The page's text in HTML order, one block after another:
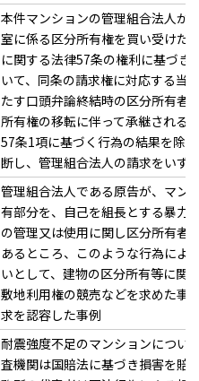
本件マンションの管理組合法人が
室に係る区分所有権を買い受けた
に関する法律57条の権利に基づき
いて、同条の請求権に対応する当
たす口頭弁論終結時の区分所有者
所有権の移転に伴って承継される
57条1項に基づく行為の結果を除
断し、管理組合法人の請求をいず
管理組合法人である原告が、マン
有部分を、自己を組長とする暴力
の管理又は使用に関し区分所有者
あるところ、このような行為によ
いとして、建物の区分所有等に関
敷地利用権の競売などを求めた事
求を認容した事例
耐震強度不足のマンションについ
査機関は国賠法に基づき損害を賠